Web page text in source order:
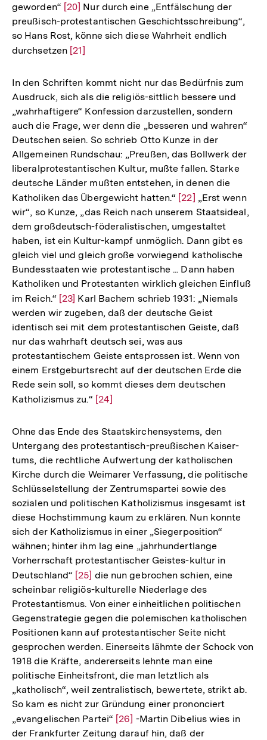
Fußnote
geworden“ Zur
Auflösung
der
Fußnote
[20] Nur durch eine „Entfälschung der
preußisch-protestantischen Geschichtsschreibung“,
so Hans Rost, könne sich diese Wahrheit endlich
durchsetzen Zur
der
Fußnote
[21]
In den Schriften kommt nicht nur das Bedürfnis zum
Ausdruck, sich als die religiös-sittlich bessere und
„wahrhaftigere“ Konfession darzustellen, sondern
auch die Frage, wer denn die „besseren und wahren“
Deutschen seien. So schrieb Otto Kunze in der
Allgemeinen Rundschau: „Preußen, das Bollwerk der
liberalprotestantischen Kultur, mußte fallen. Starke
deutsche Länder mußten entstehen, in denen die
Katholiken das Übergewicht hatten.“ Zur
Auflösung
der
Fußnote
[22] „Erst wenn
wir“, so Kunze, „das Reich nach unserem Staatsideal,
dem großdeutsch-föderalistischen, umgestaltet
haben, ist ein Kultur-kampf unmöglich. Dann gibt es
gleich viel und gleich große vorwiegend katholische
Bundesstaaten wie protestantische ... Dann haben
Katholiken und Protestanten wirklich gleichen Einfluß
im Reich.“ Zur
Auflösung
der
Fußnote
[23] Karl Bachem schrieb 1931: „Niemals
werden wir zugeben, daß der deutsche Geist
identisch sei mit dem protestantischen Geiste, daß
nur das wahrhaft deutsch sei, was aus
protestantischem Geiste entsprossen ist. Wenn von
einem Erstgeburtsrecht auf der deutschen Erde die
Rede sein soll, so kommt dieses dem deutschen
Katholizismus zu.“ Zur
der
Fußnote
[24]
Ohne das Ende des Staatskirchensystems, den
Untergang des protestantisch-preußischen Kaiser-
tums, die rechtliche Aufwertung der katholischen
Kirche durch die Weimarer Verfassung, die politische
Schlüsselstellung der Zentrumspartei sowie des
sozialen und politischen Katholizismus insgesamt ist
diese Hochstimmung kaum zu erklären. Nun konnte
sich der Katholizismus in einer „Siegerposition“
wähnen; hinter ihm lag eine „jahrhundertlange
Vorherrschaft protestantischer Geistes-kultur in
Deutschland“ Zur
Auflösung
der
Fußnote
[25] die nun gebrochen schien, eine
scheinbar religiös-kulturelle Niederlage des
Protestantismus. Von einer einheitlichen politischen
Gegenstrategie gegen die polemischen katholischen
Positionen kann auf protestantischer Seite nicht
gesprochen werden. Einerseits lähmte der Schock von
1918 die Kräfte, andererseits lehnte man eine
politische Einheitsfront, die man letztlich als
„katholisch“, weil zentralistisch, bewertete, strikt ab.
So kam es nicht zur Gründung einer prononciert
„evangelischen Partei“ Zur
Auflösung
[26] -Martin Dibelius wies in
der Frankfurter Zeitung darauf hin, daß der